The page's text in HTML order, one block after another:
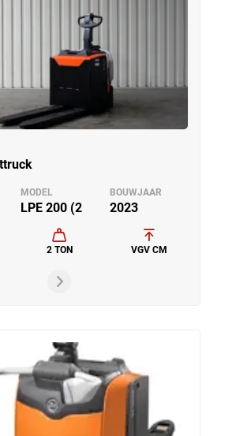
MODEL
LPE 200 (2
BOUWJAAR
2023
2 TON VGV CM